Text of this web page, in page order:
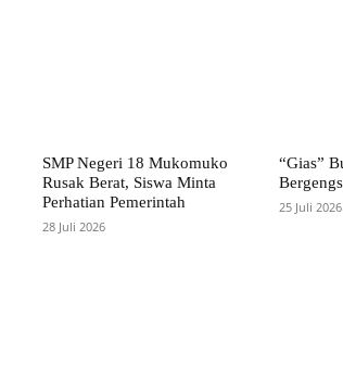
SMP Negeri 18 Mukomuko
Rusak Berat, Siswa Minta
Perhatian Pemerintah
28 Juli 2026
“Gias”
25 Juli 2026